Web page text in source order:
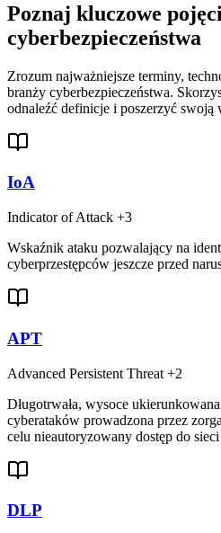
Poznaj kluczowe
cyberbezpieczeństwa
Zrozum najważniejsze terminy,
branży cyberbezpieczeństwa.
odnaleźć definicje i poszerzyć swoją
IoA
Indicator of Attack +3
Wskaźnik ataku pozwalający na
cyberprzestępców jeszcze przed
APT
Advanced Persistent Threat +2
Długotrwała, wysoce
cyberataków prowadzona przez
celu nieautoryzowany dostęp do
DLP